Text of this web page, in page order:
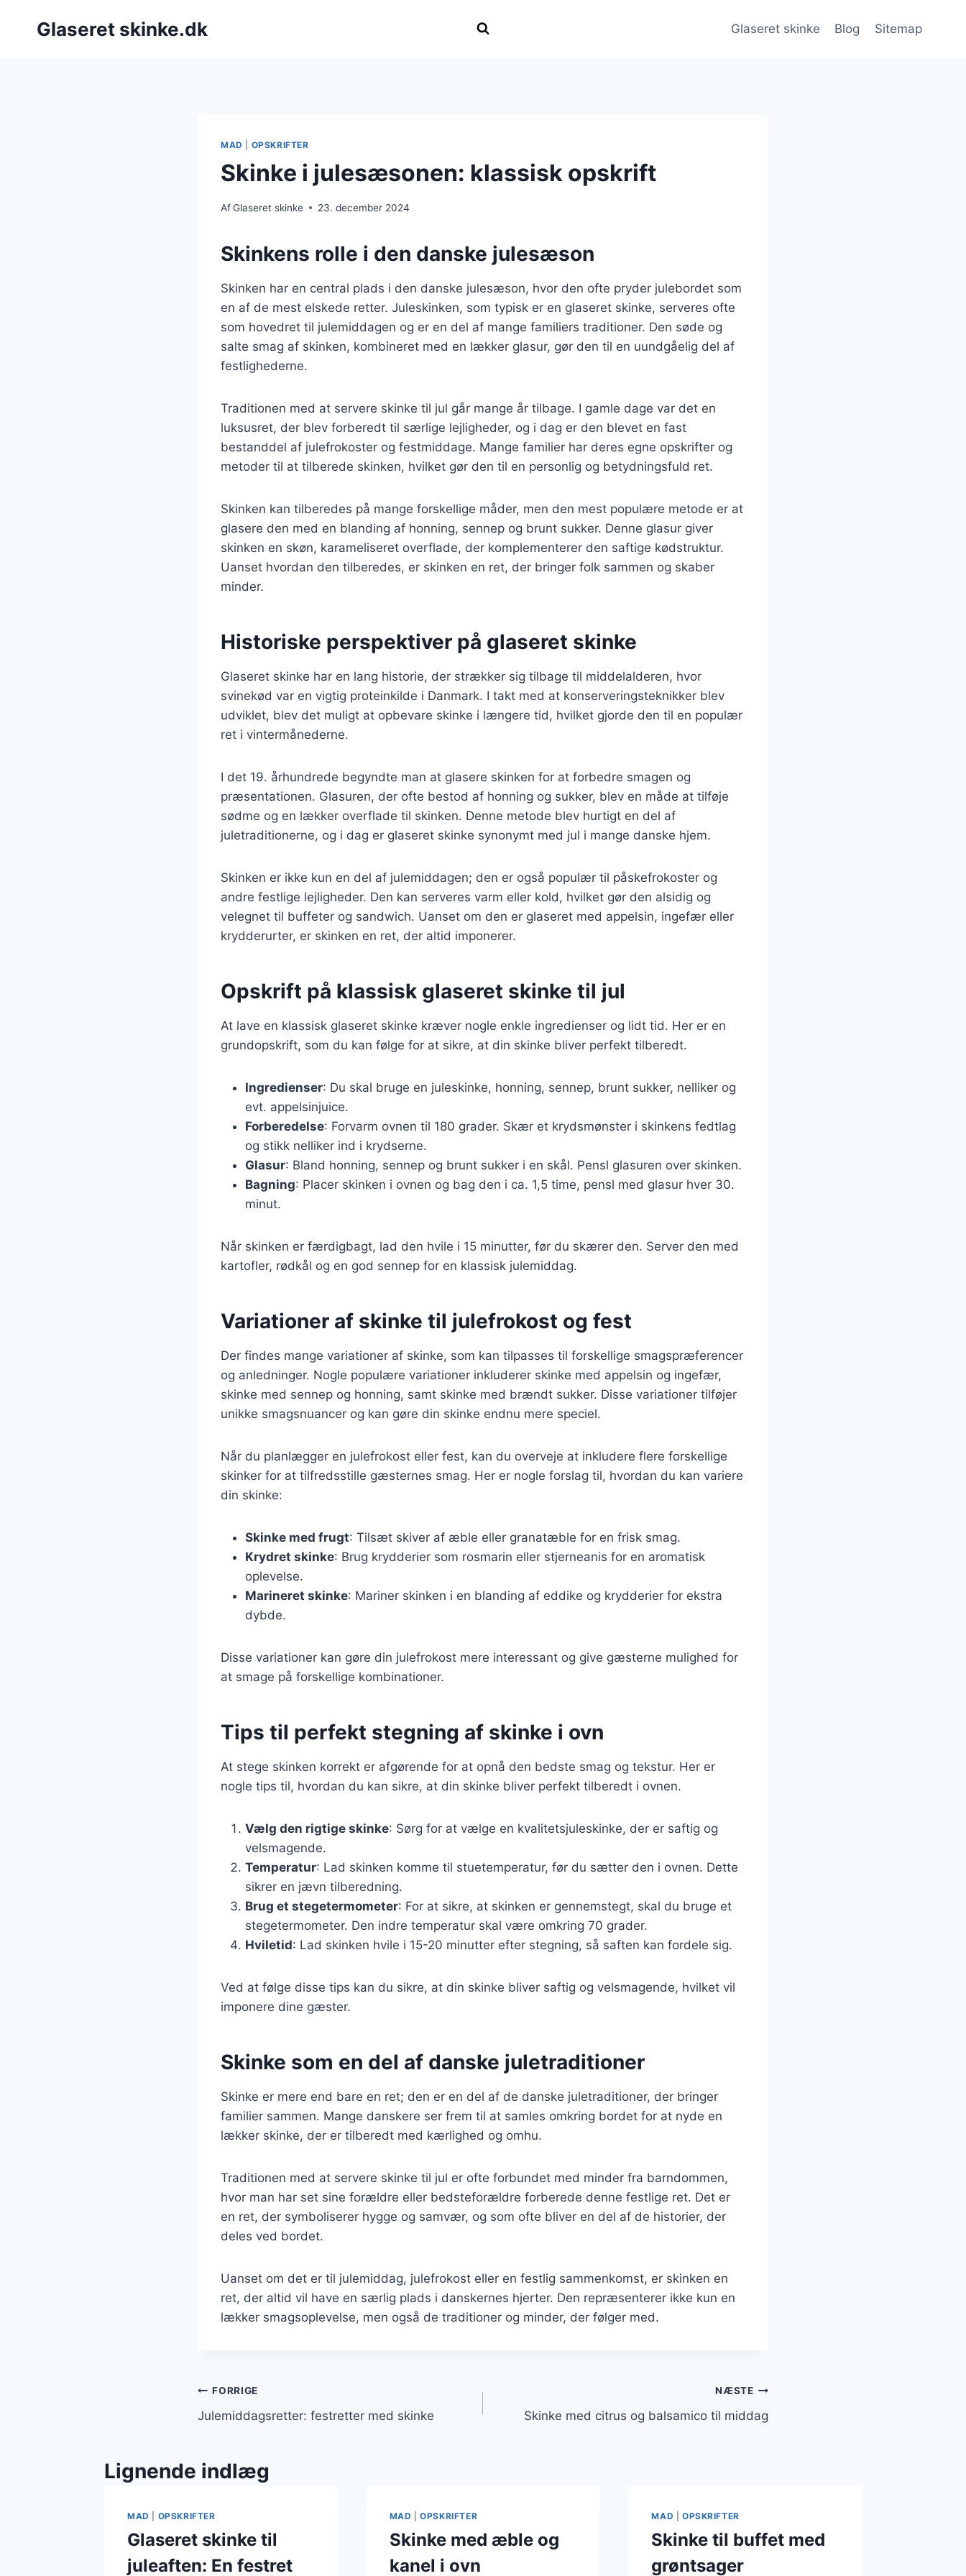
Glaseret skinke.dk Glaseret skinke Blog Sitemap
MAD OPSKRIFTER
Skinke i julesæsonen: klassisk opskrift
AfGlaseret skinke 23. december 2024
Skinkens rolle i den danske julesæson
Skinken har en central plads i den danske julesæson, hvor den ofte pryder julebordet som
en af de mest elskede retter. Juleskinken, som typisk er en glaseret skinke, serveres ofte
som hovedret til julemiddagen og er en del af mange familiers traditioner. Den søde og
salte smag af skinken, kombineret med en lækker glasur, gør den til en uundgåelig del af
festlighederne.
Traditionen med at servere skinke til jul går mange år tilbage. I gamle dage var det en
luksusret, der blev forberedt til særlige lejligheder, og i dag er den blevet en fast
bestanddel af julefrokoster og festmiddage. Mange familier har deres egne opskrifter og
metoder til at tilberede skinken, hvilket gør den til en personlig og betydningsfuld ret.
Skinken kan tilberedes på mange forskellige måder, men den mest populære metode er at
glasere den med en blanding af honning, sennep og brunt sukker. Denne glasur giver
skinken en skøn, karameliseret overflade, der komplementerer den saftige kødstruktur.
Uanset hvordan den tilberedes, er skinken en ret, der bringer folk sammen og skaber
minder.
Historiske perspektiver på glaseret skinke
Glaseret skinke har en lang historie, der strækker sig tilbage til middelalderen, hvor
svinekød var en vigtig proteinkilde i Danmark. I takt med at konserveringsteknikker blev
udviklet, blev det muligt at opbevare skinke i længere tid, hvilket gjorde den til en populær
ret i vintermånederne.
I det 19. århundrede begyndte man at glasere skinken for at forbedre smagen og
præsentationen. Glasuren, der ofte bestod af honning og sukker, blev en måde at tilføje
sødme og en lækker overflade til skinken. Denne metode blev hurtigt en del af
juletraditionerne, og i dag er glaseret skinke synonymt med jul i mange danske hjem.
Skinken er ikke kun en del af julemiddagen; den er også populær til påskefrokoster og
andre festlige lejligheder. Den kan serveres varm eller kold, hvilket gør den alsidig og
velegnet til buffeter og sandwich. Uanset om den er glaseret med appelsin, ingefær eller
krydderurter, er skinken en ret, der altid imponerer.
Opskrift på klassisk glaseret skinke til jul
At lave en klassisk glaseret skinke kræver nogle enkle ingredienser og lidt tid. Her er en
grundopskrift, som du kan følge for at sikre, at din skinke bliver perfekt tilberedt.
Ingredienser: Du skal bruge en juleskinke, honning, sennep, brunt sukker, nelliker og
evt. appelsinjuice.
Forberedelse: Forvarm ovnen til 180 grader. Skær et krydsmønster i skinkens fedtlag
og stikk nelliker ind i krydserne.
Glasur: Bland honning, sennep og brunt sukker i en skål. Pensl glasuren over skinken.
Bagning: Placer skinken i ovnen og bag den i ca. 1,5 time, pensl med glasur hver 30.
minut.
Når skinken er færdigbagt, lad den hvile i 15 minutter, før du skærer den. Server den med
kartofler, rødkål og en god sennep for en klassisk julemiddag.
Variationer af skinke til julefrokost og fest
Der findes mange variationer af skinke, som kan tilpasses til forskellige smagspræferencer
og anledninger. Nogle populære variationer inkluderer skinke med appelsin og ingefær,
skinke med sennep og honning, samt skinke med brændt sukker. Disse variationer tilføjer
unikke smagsnuancer og kan gøre din skinke endnu mere speciel.
Når du planlægger en julefrokost eller fest, kan du overveje at inkludere flere forskellige
skinker for at tilfredsstille gæsternes smag. Her er nogle forslag til, hvordan du kan variere
din skinke:
Skinke med frugt: Tilsæt skiver af æble eller granatæble for en frisk smag.
Krydret skinke: Brug krydderier som rosmarin eller stjerneanis for en aromatisk
oplevelse.
Marineret skinke: Mariner skinken i en blanding af eddike og krydderier for ekstra
dybde.
Disse variationer kan gøre din julefrokost mere interessant og give gæsterne mulighed for
at smage på forskellige kombinationer.
Tips til perfekt stegning af skinke i ovn
At stege skinken korrekt er afgørende for at opnå den bedste smag og tekstur. Her er
nogle tips til, hvordan du kan sikre, at din skinke bliver perfekt tilberedt i ovnen.
Vælg den rigtige skinke: Sørg for at vælge en kvalitetsjuleskinke, der er saftig og
velsmagende.
Temperatur: Lad skinken komme til stuetemperatur, før du sætter den i ovnen. Dette
sikrer en jævn tilberedning.
Brug et stegetermometer: For at sikre, at skinken er gennemstegt, skal du bruge et
stegetermometer. Den indre temperatur skal være omkring 70 grader.
Hviletid: Lad skinken hvile i 15-20 minutter efter stegning, så saften kan fordele sig.
Ved at følge disse tips kan du sikre, at din skinke bliver saftig og velsmagende, hvilket vil
imponere dine gæster.
Skinke som en del af danske juletraditioner
Skinke er mere end bare en ret; den er en del af de danske juletraditioner, der bringer
familier sammen. Mange danskere ser frem til at samles omkring bordet for at nyde en
lækker skinke, der er tilberedt med kærlighed og omhu.
Traditionen med at servere skinke til jul er ofte forbundet med minder fra barndommen,
hvor man har set sine forældre eller bedsteforældre forberede denne festlige ret. Det er
en ret, der symboliserer hygge og samvær, og som ofte bliver en del af de historier, der
deles ved bordet.
Uanset om det er til julemiddag, julefrokost eller en festlig sammenkomst, er skinken en
ret, der altid vil have en særlig plads i danskernes hjerter. Den repræsenterer ikke kun en
lækker smagsoplevelse, men også de traditioner og minder, der følger med.
Indlægsnavigation
FORRIGE
Julemiddagsretter: festretter med skinke
NÆSTE
Skinke med citrus og balsamico til middag
Lignende indlæg
MAD OPSKRIFTER
Glaseret skinke til
juleaften: En festret
MAD |OPSKRIFTER
Skinke med æble og
kanel i ovn
MAD OPSKRIFTER
Skinke til buffet med
grøntsager